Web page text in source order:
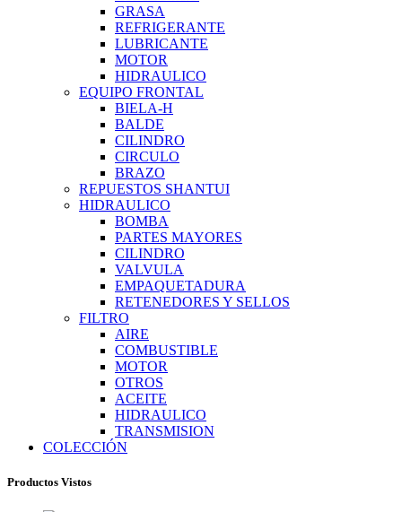
GRASA
REFRIGERANTE
LUBRICANTE
MOTOR
HIDRAULICO
EQUIPO FRONTAL
BIELA-H
BALDE
CILINDRO
CIRCULO
BRAZO
REPUESTOS SHANTUI
HIDRAULICO
BOMBA
PARTES MAYORES
CILINDRO
VALVULA
EMPAQUETADURA
RETENEDORES Y SELLOS
FILTRO
AIRE
COMBUSTIBLE
MOTOR
OTROS
ACEITE
HIDRAULICO
TRANSMISION
COLECCIÓN
Productos Vistos